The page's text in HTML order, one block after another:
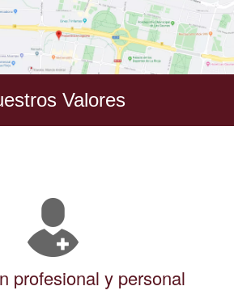
Valores
profesional y personal